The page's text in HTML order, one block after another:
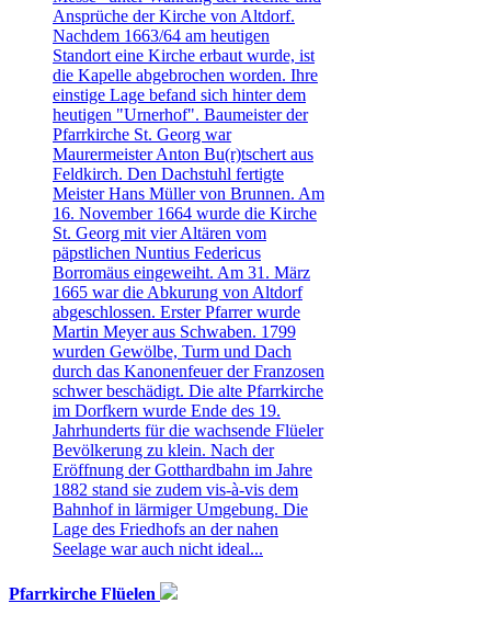
Ansprüche der Kirche von Altdorf.
Nachdem 1663/64 am heutigen
Standort eine Kirche erbaut wurde, ist
die Kapelle abgebrochen worden. Ihre
einstige Lage befand sich hinter dem
heutigen "Urnerhof". Baumeister der
Pfarrkirche St. Georg war
Maurermeister Anton Bu(r)tschert aus
Feldkirch. Den Dachstuhl fertigte
Meister Hans Müller von Brunnen. Am
16. November 1664 wurde die Kirche
St. Georg mit vier Altären vom
päpstlichen Nuntius Federicus
Borromäus eingeweiht. Am 31. März
1665 war die Abkurung von Altdorf
abgeschlossen. Erster Pfarrer wurde
Martin Meyer aus Schwaben. 1799
wurden Gewölbe, Turm und Dach
durch das Kanonenfeuer der Franzosen
schwer beschädigt. Die alte Pfarrkirche
im Dorfkern wurde Ende des 19.
Jahrhunderts für die wachsende Flüeler
Bevölkerung zu klein. Nach der
Eröffnung der Gotthardbahn im Jahre
1882 stand sie zudem vis-à-vis dem
Bahnhof in lärmiger Umgebung. Die
Lage des Friedhofs an der nahen
Seelage war auch nicht ideal...
Pfarrkirche Flüelen